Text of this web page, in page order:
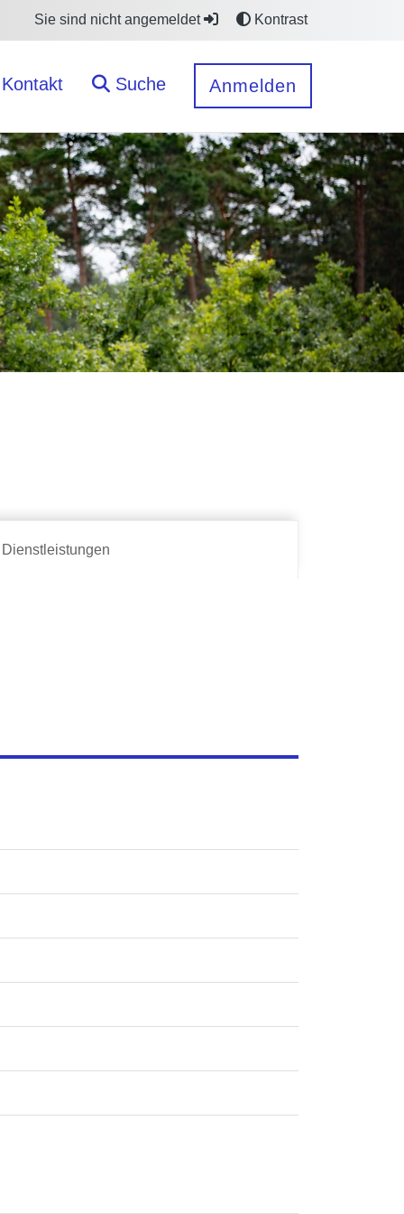
Sie sind nicht angemeldet Kontrast
Kontakt Suche Anmelden